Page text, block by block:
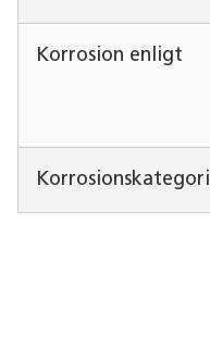
Korrosion enligt
Korrosionskategori